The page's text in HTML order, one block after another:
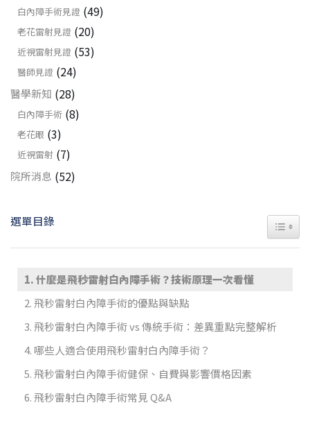
白內障手術見證 (49)
老花雷射見證 (20)
近視雷射見證 (53)
醫師見證 (24)
醫學新知 (28)
白內障手術 (8)
老花眼 (3)
近視雷射 (7)
院所消息 (52)
選單目錄
什麼是飛秒雷射白內障手術？技術原理一次看懂
飛秒雷射白內障手術的優點與缺點
飛秒雷射白內障手術 vs 傳統手術：差異重點完整解析
哪些人適合使用飛秒雷射白內障手術？
飛秒雷射白內障手術健保、自費與影響價格因素
飛秒雷射白內障手術常見 Q&A